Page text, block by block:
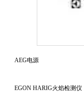
AEG电源
EGON HARIG火焰检测仪